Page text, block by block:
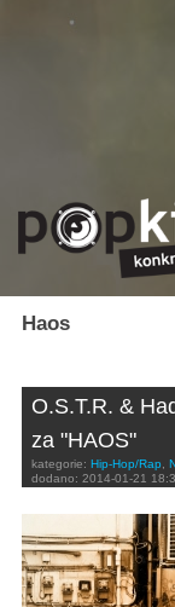
Haos
O.S.T.R. &
za "HAOS"
kategorie: Hip-Hop/Rap,
dodano: 2014-01-21